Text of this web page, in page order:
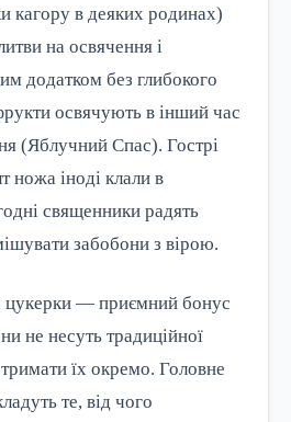
кагору в деяких родинах)
на освячення і
додатком без глибокого
освячують в інший час
(Яблучний Спас). Гострі
ножа іноді клали в
священники радять
забобони з вірою.
цукерки — приємний бонус
не несуть традиційної
їх окремо. Головне
те, від чого